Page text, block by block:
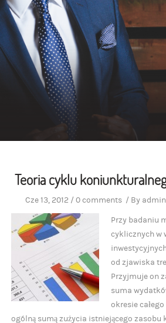
Teoria cyklu
Cze 13, 2012 /0 comments / By admin
Przy badaniu
cyklicznych w
od zjawiska
Przyjmuje on
suma
okresie
ogólną sumą zużycia istniejącego zasobu